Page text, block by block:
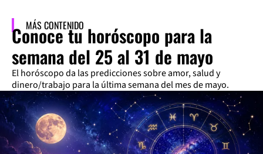
MÁS CONTENIDO
Conoce tu horóscopo para la
semana del 25 al 31 de mayo
El horóscopo da las predicciones sobre amor, salud y
dinero/trabajo para la última semana del mes de mayo.